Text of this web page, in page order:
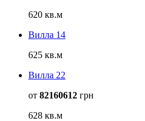
620 кв.м
Вилла 14
625 кв.м
Вилла 22
от 82160612 грн
628 кв.м